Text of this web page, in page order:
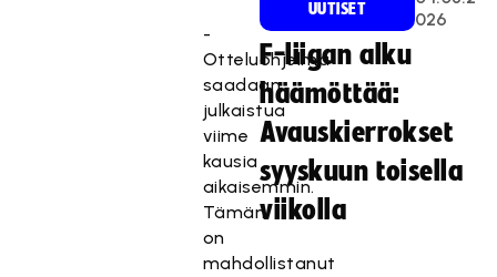
-
Otteluohjelma
saadaan
julkaistua
viime
kausia
aikaisemmin.
Tämän
on
mahdollistanut
UUTISET
026
F-liigan alku
häämöttää:
Avauskierrokset
syyskuun toisella
viikolla